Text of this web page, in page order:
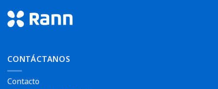
CONTÁCTANOS
Contacto